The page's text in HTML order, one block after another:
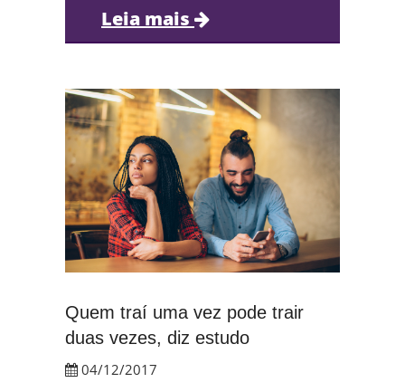
Leia mais
Quem traí uma vez pode trair
duas vezes, diz estudo
04/12/2017